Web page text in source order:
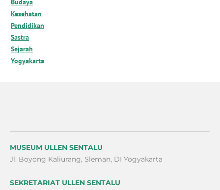
Budaya
Kesehatan
Pendidikan
Sastra
Sejarah
Yogyakarta
MUSEUM ULLEN SENTALU
Jl. Boyong Kaliurang, Sleman, DI Yogyakarta
SEKRETARIAT ULLEN SENTALU